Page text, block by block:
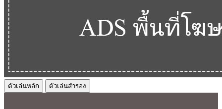
ตัวเล่นหลัก ตัวเล่นสำรอง